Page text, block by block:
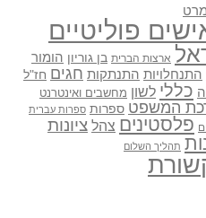
פוליטיים
ארצות הברית בן גוריון הומור
התנחלויות התנתקות חגים חז"ל
כללי לשון מחשבים ואינטרנט
המשפט ספרות ספרות עברית
פלסטינים צהל ציונות
תהליך השלום